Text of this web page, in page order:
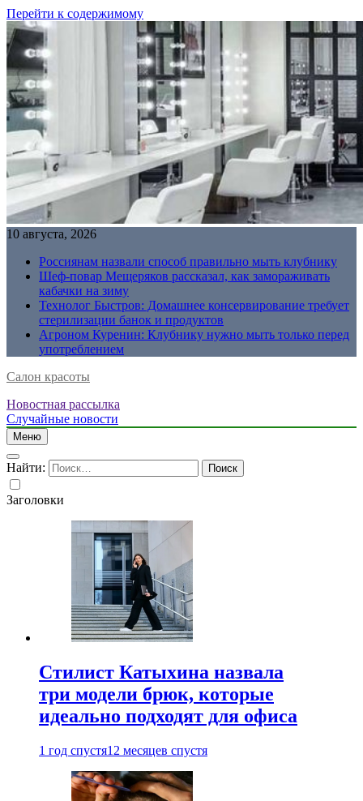
Перейти к содержимому
10 августа, 2026
Россиянам назвали способ правильно мыть клубнику
Шеф-повар Мещеряков рассказал, как замораживать
кабачки на зиму
Технолог Быстров: Домашнее консервирование требует
стерилизации банок и продуктов
Агроном Куренин: Клубнику нужно мыть только перед
употреблением
Салон красоты
Новостная рассылка
Случайные новости
Меню
Найти:
Заголовки
Стилист Катыхина назвала
три модели брюк, которые
идеально подходят для офиса
1 год спустя12 месяцев спустя